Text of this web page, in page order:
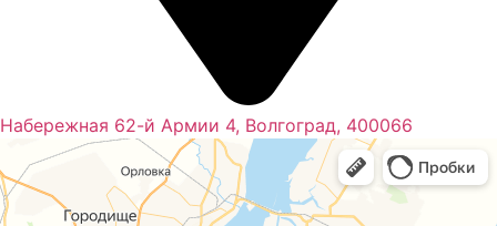
Набережная 62-й Армии 4, Волгоград, 400066